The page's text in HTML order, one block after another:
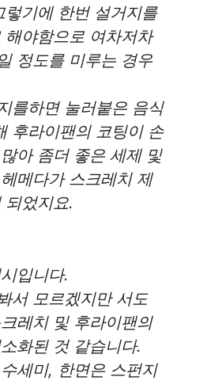
기에 한번 설거지를
해야함으로 여차저차
정도를 미루는 경우
를하면 눌러붙은 음식
후라이팬의 코팅이 손
아 좀더 좋은 세제 및
메다가 스크레치 제
었지요.
입니다.
서 모르겠지만 서도
레치 및 후라이팬의
화된 것 같습니다.
세미, 한면은 스펀지